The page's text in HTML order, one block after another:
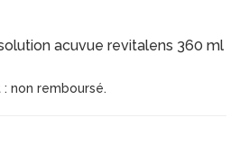
acuvue revitalens 360 ml
non remboursé.